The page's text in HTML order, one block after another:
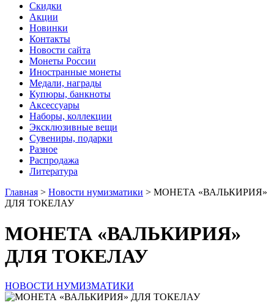
Скидки
Акции
Новинки
Контакты
Новости сайта
Монеты России
Иностранные монеты
Медали, награды
Купюры, банкноты
Аксессуары
Наборы, коллекции
Эксклюзивные вещи
Сувениры, подарки
Разное
Распродажа
Литература
Главная > Новости нумизматики > МОНЕТА «ВАЛЬКИРИЯ»
ДЛЯ ТОКЕЛАУ
МОНЕТА «ВАЛЬКИРИЯ»
ДЛЯ ТОКЕЛАУ
НОВОСТИ НУМИЗМАТИКИ